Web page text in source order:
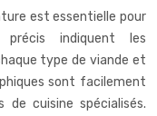
est essentielle pour
précis indiquent les
type de viande et
sont facilement
de cuisine spécialisés.